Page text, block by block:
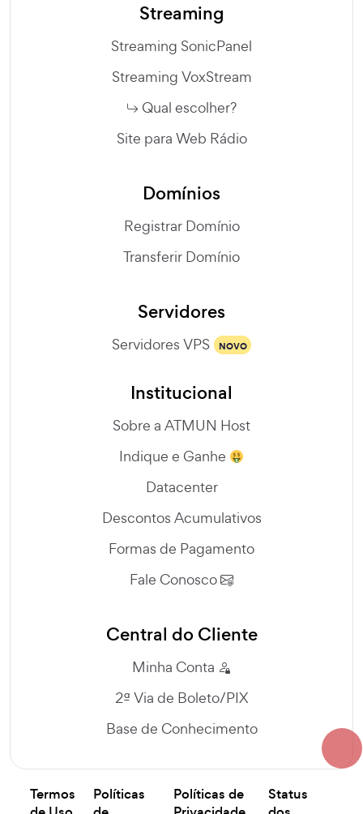
Streaming
Streaming SonicPanel
Streaming VoxStream
Qual escolher?
Site para Web Rádio
Domínios
Registrar Domínio
Transferir Domínio
Servidores
Servidores VPS NOVO
Institucional
Sobre a ATMUN Host
Indique e Ganhe
Datacenter
Descontos Acumulativos
Formas de Pagamento
Fale Conosco
Central do Cliente
Minha Conta
2ª Via de Boleto/PIX
Base de Conhecimento
Termos
Políticas
Políticas de
Status